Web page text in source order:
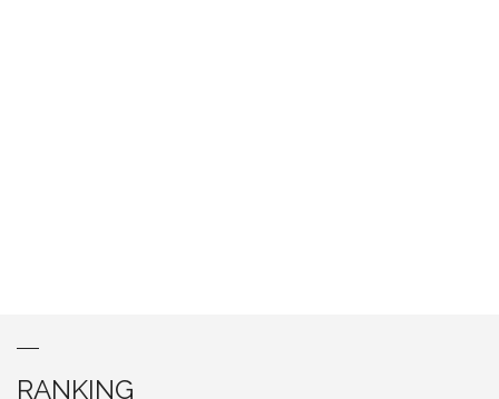
RANKING